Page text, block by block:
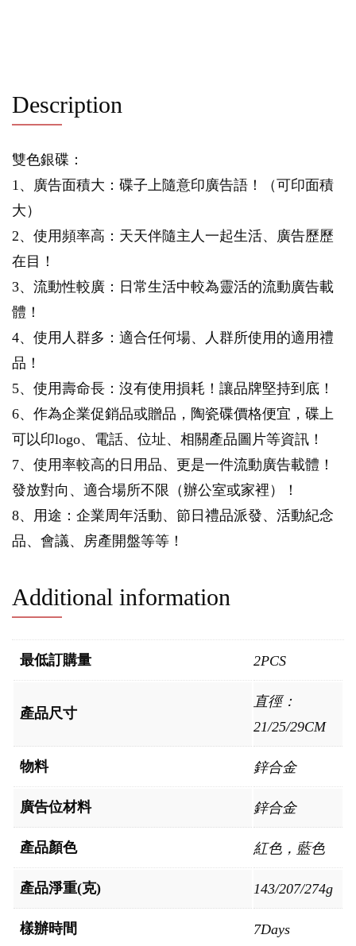
Description
雙色銀碟：
1、廣告面積大：碟子上隨意印廣告語！（可印面積
大）
2、使用頻率高：天天伴隨主人一起生活、廣告歷歷
在目！
3、流動性較廣：日常生活中較為靈活的流動廣告載
體！
4、使用人群多：適合任何場、人群所使用的適用禮
品！
5、使用壽命長：沒有使用損耗！讓品牌堅持到底！
6、作為企業促銷品或贈品，陶瓷碟價格便宜，碟上
可以印logo、電話、位址、相關產品圖片等資訊！
7、使用率較高的日用品、更是一件流動廣告載體！
發放對向、適合場所不限（辦公室或家裡）！
8、用途：企業周年活動、節日禮品派發、活動紀念
品、會議、房產開盤等等！
Additional information
最低訂購量 2PCS
產品尺寸
直徑：
21/25/29CM
物料 鋅合金
廣告位材料 鋅合金
產品顏色 紅色，藍色
產品淨重(克) 143/207/274g
樣辦時間 7Days